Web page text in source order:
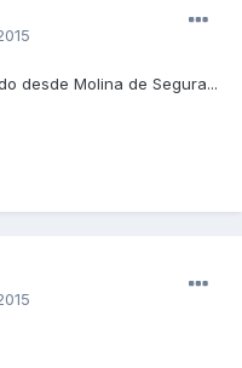
desde Molina de Segura...